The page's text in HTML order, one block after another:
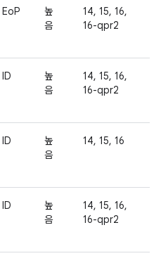
EoP
높
음
14, 15, 16,
16-qpr2
ID
높
음
14, 15, 16,
16-qpr2
ID
높
음
14, 15, 16
ID
높
음
14, 15, 16,
16-qpr2